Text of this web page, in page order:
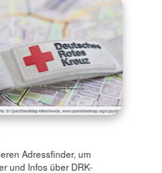
Adressfinder, um
und Infos über DRK-